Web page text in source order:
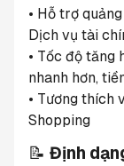
• Hỗ trợ
Dịch vụ tài
• Tốc độ tăng
nhanh hơn,
• Tương thích
Shopping
📝 Định